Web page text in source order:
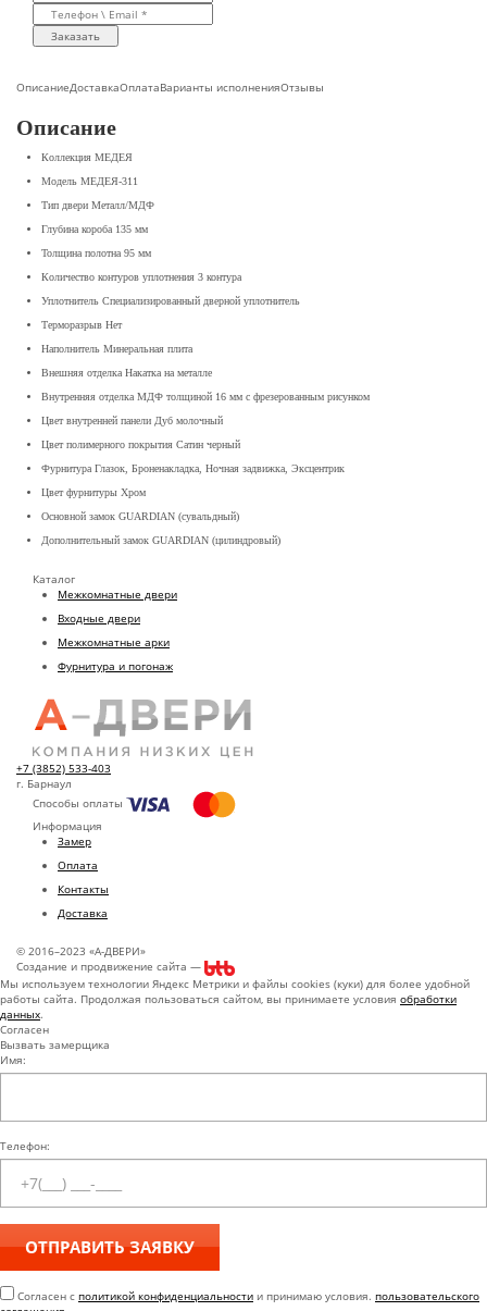
Заказать
ОписаниеДоставкаОплатаВарианты исполненияОтзывы
Описание
Коллекция МЕДЕЯ
Модель МЕДЕЯ-311
Тип двери Металл/МДФ
Глубина короба 135 мм
Толщина полотна 95 мм
Количество контуров уплотнения 3 контура
Уплотнитель Специализированный дверной уплотнитель
Терморазрыв Нет
Наполнитель Минеральная плита
Внешняя отделка Накатка на металле
Внутренняя отделка МДФ толщиной 16 мм с фрезерованным рисунком
Цвет внутренней панели Дуб молочный
Цвет полимерного покрытия Сатин черный
Фурнитура Глазок, Броненакладка, Ночная задвижка, Эксцентрик
Цвет фурнитуры Хром
Основной замок GUARDIAN (сувальдный)
Дополнительный замок GUARDIAN (цилиндровый)
Каталог
Межкомнатные двери
Входные двери
Межкомнатные арки
Фурнитура и погонаж
+7 (3852) 533-403
г. Барнаул
Способы оплаты
Информация
Замер
Оплата
Контакты
Доставка
© 2016–2023 «А-ДВЕРИ»
Создание и продвижение сайта —
Мы используем технологии Яндекс Метрики и файлы cookies (куки) для более удобной
работы сайта. Продолжая пользоваться сайтом, вы принимаете условия обработки
данных.
Согласен
Вызвать замерщика
Имя:
Телефон:
Согласен с политикой конфиденциальности и принимаю условия. пользовательского